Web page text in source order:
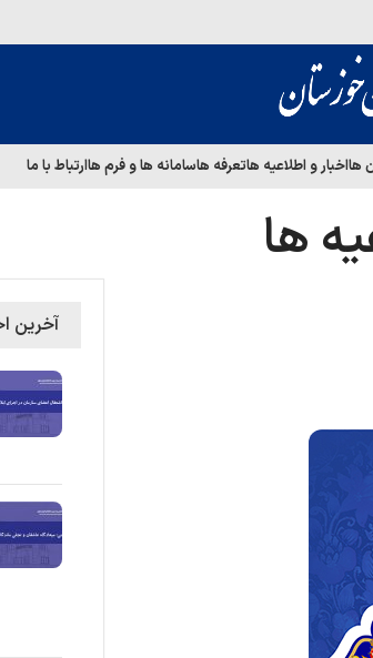
هااخبار و اطلاعیه هاتعرفه هاسامانه ها و فرم هاارتباط با ما
ها
آخرین